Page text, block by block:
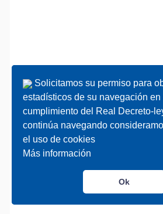
Solicitamos su permiso para
estadísticos de su navegación en
cumplimiento del Real Decreto-
continúa navegando
el uso de cookies
Más información
Ok
Solicitamos su permiso para
estadísticos de su navegación en
cumplimiento del Real Decreto-
continúa navegando
el uso de cookies
Más información
Ok